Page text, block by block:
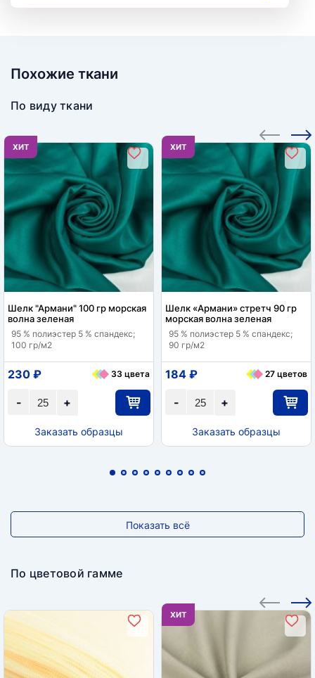
Похожие ткани
По виду ткани
ХИТ
Шелк "Армани" 100 гр морская
волна зеленая
95 % полиэстер 5 % спандекс;
100 гр/м2
+
-
230 ₽ 33 цвета
Заказать образцы
ХИТ
Шелк «Армани» стретч 90 гр
морская волна зеленая
95 % полиэстер 5 % спандекс;
90 гр/м2
+
-
184 ₽ 27 цветов
Заказать образцы
Показать всё
По цветовой гамме
ХИТ